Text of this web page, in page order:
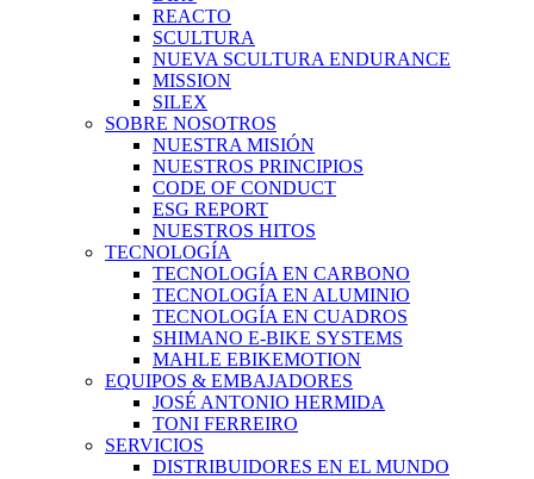
REACTO
SCULTURA
NUEVA SCULTURA ENDURANCE
MISSION
SILEX
SOBRE NOSOTROS
NUESTRA MISIÓN
NUESTROS PRINCIPIOS
CODE OF CONDUCT
ESG REPORT
NUESTROS HITOS
TECNOLOGÍA
TECNOLOGÍA EN CARBONO
TECNOLOGÍA EN ALUMINIO
TECNOLOGÍA EN CUADROS
SHIMANO E-BIKE SYSTEMS
MAHLE EBIKEMOTION
EQUIPOS & EMBAJADORES
JOSÉ ANTONIO HERMIDA
TONI FERREIRO
SERVICIOS
DISTRIBUIDORES EN EL MUNDO